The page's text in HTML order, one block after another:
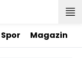
Spor Magazin